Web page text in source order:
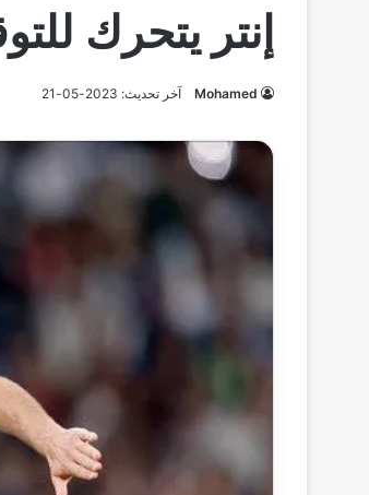
إنتر يتحرك
Mohamed آخر تحديث: 2023-05-21